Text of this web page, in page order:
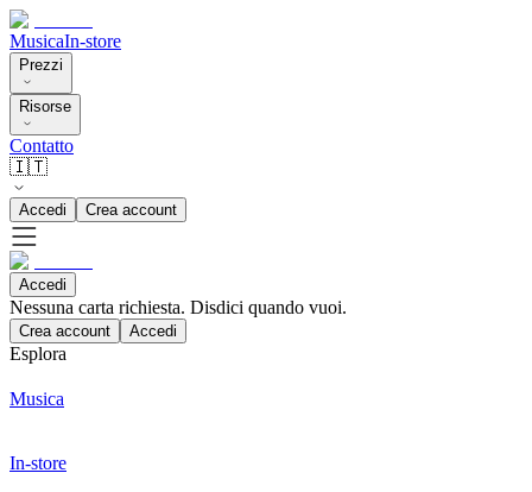
MusicaIn-store
Prezzi
Risorse
Contatto
🇮🇹
Accedi Crea account
Accedi
Nessuna carta richiesta. Disdici quando vuoi.
Crea account Accedi
Esplora
Musica
In-store